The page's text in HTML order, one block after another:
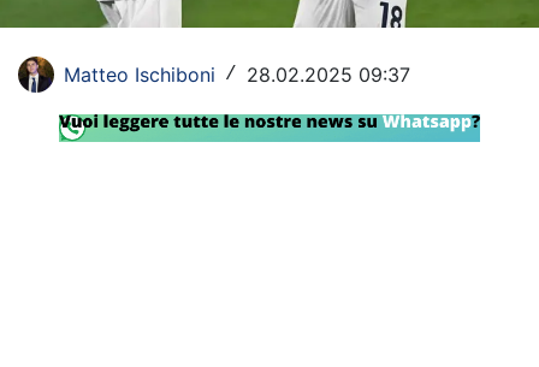
Altri Sport
Formula 1
Tennis
Matteo Ischiboni / 28.02.2025 09:37